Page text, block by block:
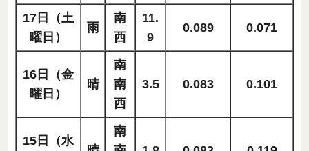
17日（土
曜日）
雨
南
西
11.
9
0.089 0.071
16日（金
曜日）
晴
南
南
西
3.5 0.083 0.101
15日（水
南